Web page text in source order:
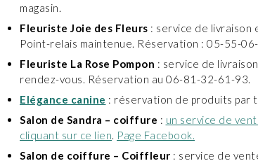
magasin.
Fleuriste Joie des Fleurs : service de livraison
Point-relais maintenue. Réservation : 05-55-
Fleuriste La Rose Pompon : service de
rendez-vous. Réservation au 06-81-32-61-93.
Elégance canine : réservation de produits par
Salon de Sandra – coiffure : un service de
cliquant sur ce lien. Page Facebook.
Salon de coiffure – Coiffleur : service de